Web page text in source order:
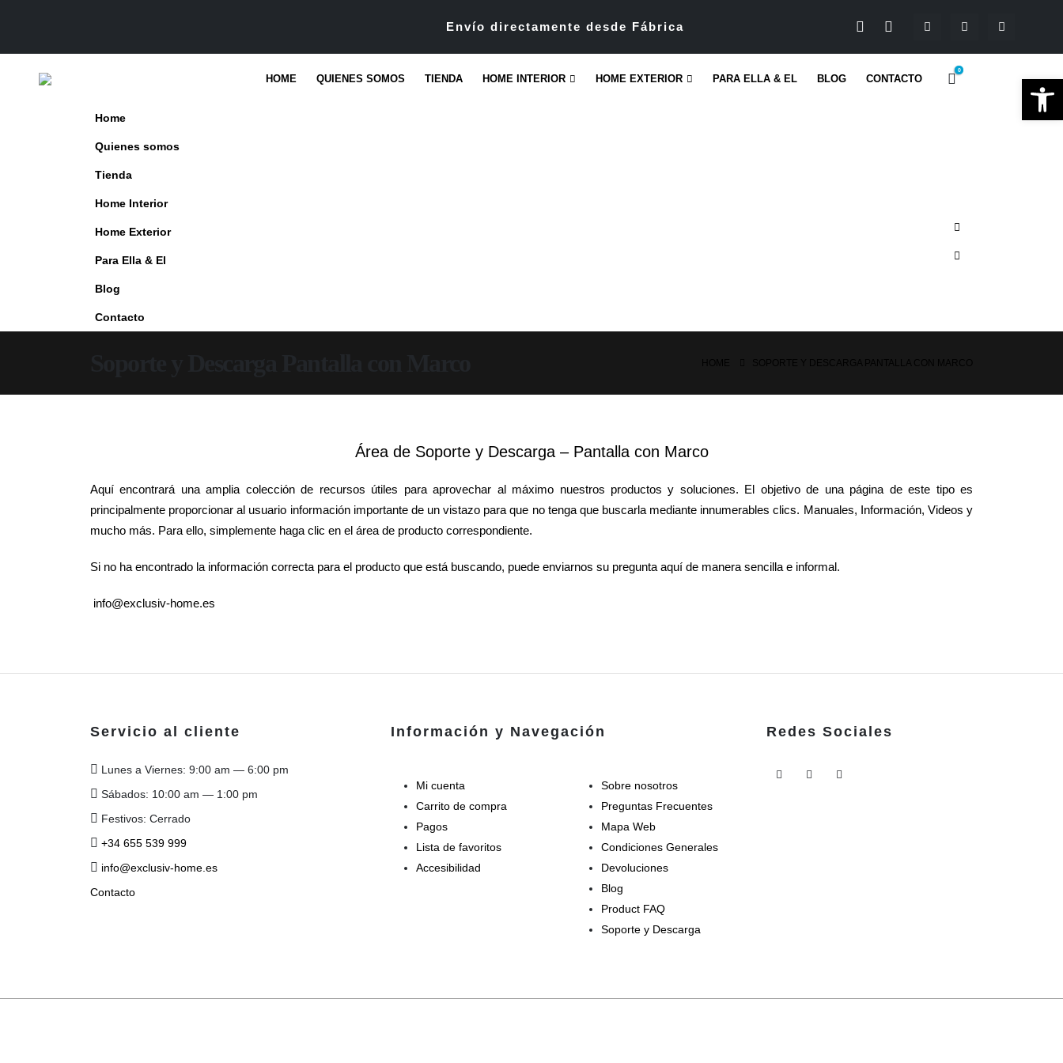
Envío directamente desde Fábrica
HOME QUIENES SOMOS TIENDA HOME INTERIOR HOME EXTERIOR PARA ELLA & EL BLOG CONTACTO
0
Home
Quienes somos
Tienda
Home Interior
Home Exterior
Para Ella & El
Blog
Contacto
Área de Soporte y Descarga – Pantalla con Marco
Aquí encontrará una amplia colección de recursos útiles para aprovechar al máximo nuestros productos y soluciones. El objetivo de una página de este tipo es
principalmente proporcionar al usuario información importante de un vistazo para que no tenga que buscarla mediante innumerables clics. Manuales, Información, Videos y
mucho más. Para ello, simplemente haga clic en el área de producto correspondiente.
Si no ha encontrado la información correcta para el producto que está buscando, puede enviarnos su pregunta aquí de manera sencilla e informal.
info@exclusiv-home.es
Servicio al cliente
Lunes a Viernes: 9:00 am — 6:00 pm
Sábados: 10:00 am — 1:00 pm
Festivos: Cerrado
+34 655 539 999
info@exclusiv-home.es
Contacto
Información y Navegación
Mi cuenta
Carrito de compra
Pagos
Lista de favoritos
Accesibilidad
Sobre nosotros
Preguntas Frecuentes
Mapa Web
Condiciones Generales
Devoluciones
Blog
Product FAQ
Soporte y Descarga
Redes Sociales